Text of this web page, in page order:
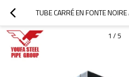
1 / 5